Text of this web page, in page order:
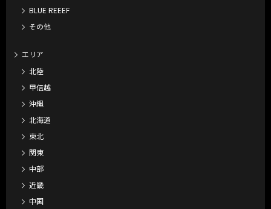
BLUE REEEF
その他
エリア
北陸
甲信越
沖縄
北海道
東北
関東
中部
近畿
中国